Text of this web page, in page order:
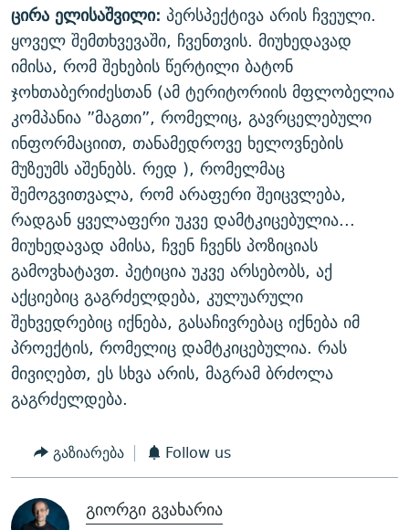
ცირა ელისაშვილი: პერსპექტივა არის ჩვეული.
ყოველ შემთხვევაში, ჩვენთვის. მიუხედავად
იმისა, რომ შეხების წერტილი ბატონ
ჯოხთაბერიძესთან (ამ ტერიტორიის მფლობელია
კომპანია ”მაგთი”, რომელიც, გავრცელებული
ინფორმაციით, თანამედროვე ხელოვნების
მუზეუმს აშენებს. რედ ), რომელმაც
შემოგვითვალა, რომ არაფერი შეიცვლება,
რადგან ყველაფერი უკვე დამტკიცებულია...
მიუხედავად ამისა, ჩვენ ჩვენს პოზიციას
გამოვხატავთ. პეტიცია უკვე არსებობს, აქ
აქციებიც გაგრძელდება, კულუარული
შეხვედრებიც იქნება, გასაჩივრებაც იქნება იმ
პროექტის, რომელიც დამტკიცებულია. რას
მივიღებთ, ეს სხვა არის, მაგრამ ბრძოლა
გაგრძელდება.
გაზიარება Follow us
გიორგი გვახარია